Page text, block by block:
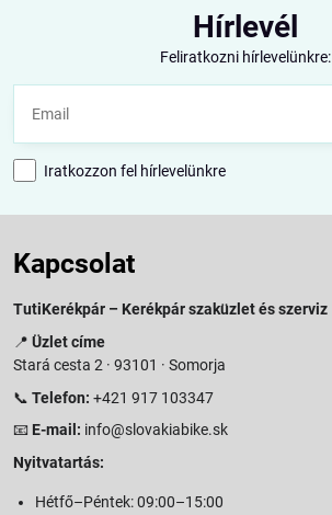
Hírlevél
Feliratkozni hírlevelünkre:
Iratkozzon fel hírlevelünkre
Kapcsolat
TutiKerékpár – Kerékpár szaküzlet és szerviz
📍 Üzlet címe
Stará cesta 2 · 93101 · Somorja
📞 Telefon: +421 917 103347
📧 E-mail: info@slovakiabike.sk
Nyitvatartás:
Hétfő–Péntek: 09:00–15:00